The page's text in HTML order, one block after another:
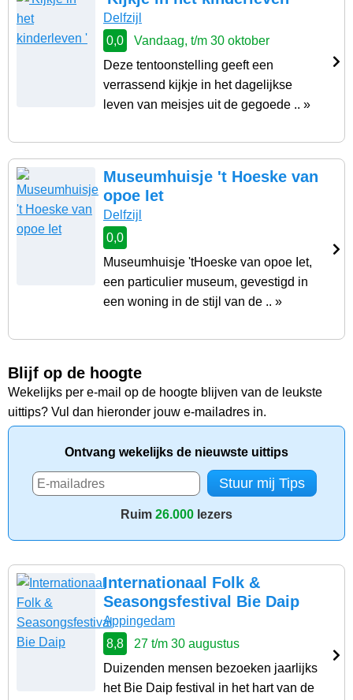
Delfzijl
0,0
Vandaag, t/m 30 oktober
Deze tentoonstelling geeft een
verrassend kijkje in het dagelijkse
leven van meisjes uit de gegoede .. »
Museumhuisje 't Hoeske van
opoe Iet
Delfzijl
0,0
Museumhuisje 'tHoeske van opoe Iet,
een particulier museum, gevestigd in
een woning in de stijl van de .. »
Blijf op de hoogte
Wekelijks per e-mail op de hoogte blijven van de leukste
uittips? Vul dan hieronder jouw e-mailadres in.
Ontvang wekelijks de nieuwste uittips
Ruim 26.000 lezers
Internationaal Folk &
Seasongsfestival Bie Daip
Appingedam
8,8
27 t/m 30 augustus
Duizenden mensen bezoeken jaarlijks
het Bie Daip festival in het hart van de